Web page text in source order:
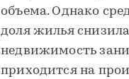
объема. Однако
доля жилья
недвижимость
приходится на